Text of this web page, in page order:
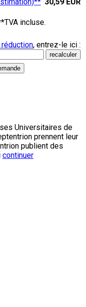
incluse.
, entrez-le ici :
Universitaires de
prennent leur
publient des
continuer